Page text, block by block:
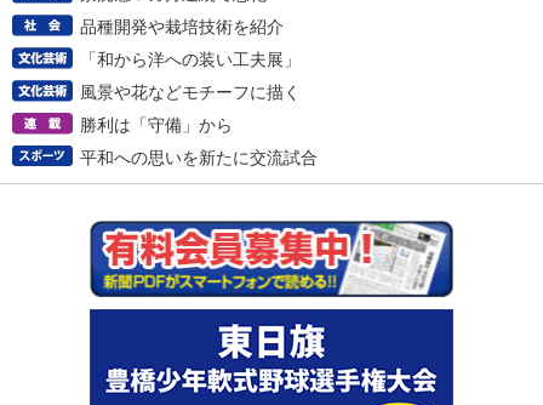
品種開発や栽培技術を紹介
「和から洋への装い工夫展」
風景や花などモチーフに描く
勝利は「守備」から
平和への思いを新たに交流試合